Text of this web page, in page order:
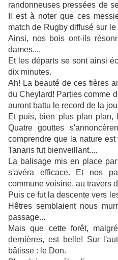
randonneuses pressées de
Il est à noter que ces
match de Rugby diffusé sur
Ainsi, nos bois ont-ils
dames....
Et les départs se sont ainsi
dix minutes.
Ah! La beauté de ces fières
du Cheylard! Parties comme
auront battu le record de la
Et puis, bien plus plan plan,
Quatre gouttes
comprendre que la nature
Tanaris fut bienveillant....
La balisage mis en place
s'avéra efficace. Et nos
commune voisine, au travers
Puis ce fut la descente vers
Hêtres semblaient nous
passage...
Mais que cette forêt,
dernières, est belle! Sur
bâtisse : le Don.